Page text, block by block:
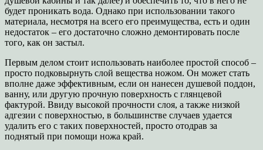
будет проникать вода. Однако при использовании такого
материала, несмотря на всего его преимущества, есть и один
недостаток – его достаточно сложно демонтировать после
того, как он застыл.
Первым делом стоит использовать наиболее простой способ –
просто подковырнуть слой вещества ножом. Он может стать
вполне даже эффективным, если он нанесен душевой поддон,
ванну, или другую прочную поверхность с глянцевой
фактурой. Ввиду высокой прочности слоя, а также низкой
адгезии с поверхностью, в большинстве случаев удается
удалить его с таких поверхностей, просто отодрав за
поднятый при помощи ножа край.